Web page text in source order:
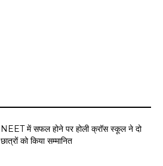
NEET में सफल होने पर होली क्रॉस स्कूल ने दो
छात्रों को किया सम्मानित